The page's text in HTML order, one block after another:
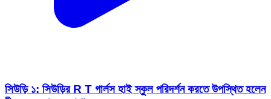
সিউড়ি ১: সিউড়ির R T গার্লস হাই স্কুল পরিদর্শন করতে উপস্থিত হলেন